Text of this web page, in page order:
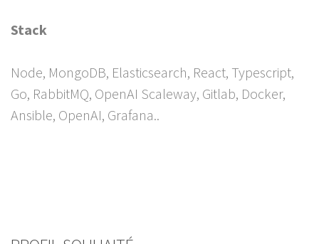
Stack
Node, MongoDB, Elasticsearch, React, Typescript,
Go, RabbitMQ, OpenAI Scaleway, Gitlab, Docker,
Ansible, OpenAI, Grafana..